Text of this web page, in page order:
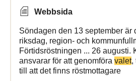
Webbsida
Söndagen den 13 september är
riksdag, region- och
Förtidsröstningen ... 26 augusti.
ansvarar för att genomföra valet,
till att det finns röstmottagare